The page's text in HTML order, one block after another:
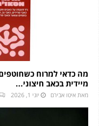
מה כדאי למרוח
מיידית בכאב חיצוני...
מאת איטו אבירם יוני 1, 2026